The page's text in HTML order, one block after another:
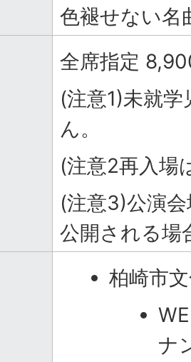
色褪せない名
全席指定
(注意1)未就
ん。
(注意2再入場
(注意3)公演
公開される場
柏崎市
ナ